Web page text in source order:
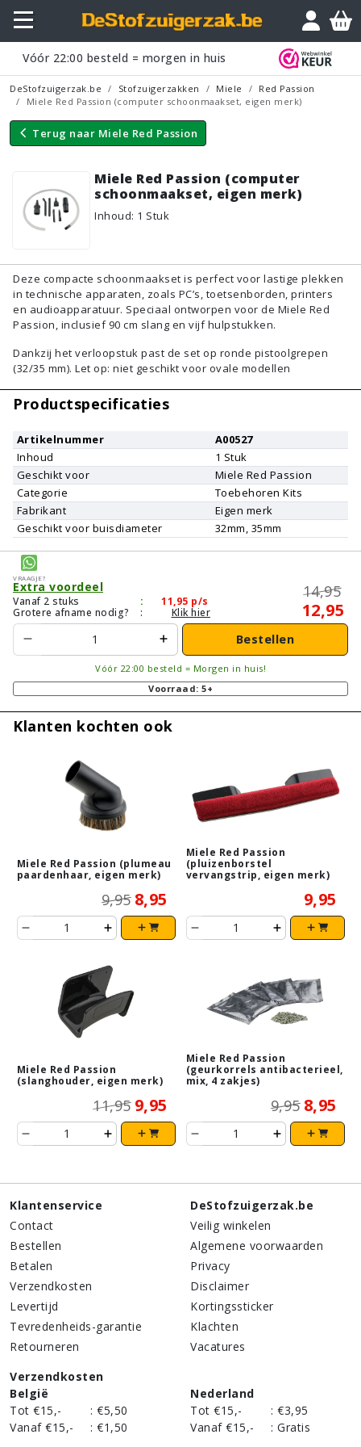
Vóór 22:00 besteld = morgen in huis
DeStofzuigerzak.be Stofzuigerzakken Miele
Red Passion
Miele Red Passion (computer schoonmaakset, eigen merk)
Terug naar Miele Red Passion
Miele Red Passion (computer
schoonmaakset, eigen merk)
Inhoud: 1 Stuk
Vraagje?
Deze compacte schoonmaakset is perfect voor lastige plekken
in technische apparaten, zoals PC’s, toetsenborden, printers
en audioapparatuur. Speciaal ontworpen voor de Miele Red
Passion, inclusief 90 cm slang en vijf hulpstukken.
Dankzij het verloopstuk past de set op ronde pistoolgrepen
(32/35 mm). Let op: niet geschikt voor ovale modellen
Productspecificaties
Artikelnummer
A00527
Inhoud
1 Stuk
Geschikt voor
Miele Red Passion
Categorie
Toebehoren Kits
Fabrikant
Eigen merk
Geschikt voor buisdiameter
32mm, 35mm
Vraagje?
Extra voordeel
Vanaf 2 stuks : 11,95 p/s
Grotere afname nodig?
: Klik hier
14,95
12,95
Bestellen
Vóór 22:00 besteld = Morgen in huis!
Voorraad: 5+
Klanten kochten ook
Miele Red Passion (plumeau
paardenhaar, eigen merk)
9,95 8,95
Miele Red Passion
(pluizenborstel
vervangstrip, eigen merk)
9,95
Miele Red Passion
(slanghouder, eigen merk)
11,95 9,95
Miele Red Passion
(geurkorrels antibacterieel,
mix, 4 zakjes)
9,95 8,95
Klantenservice
Contact
Bestellen
Betalen
Verzendkosten
Levertijd
Tevredenheids-garantie
Retourneren
DeStofzuigerzak.be
Veilig winkelen
Algemene voorwaarden
Privacy
Disclaimer
Kortingssticker
Klachten
Vacatures
Verzendkosten
België
Tot €15,-
: €5,50
Vanaf €15,-
: €1,50
Nederland
Tot €15,-
: €3,95
Vanaf €15,-
: Gratis